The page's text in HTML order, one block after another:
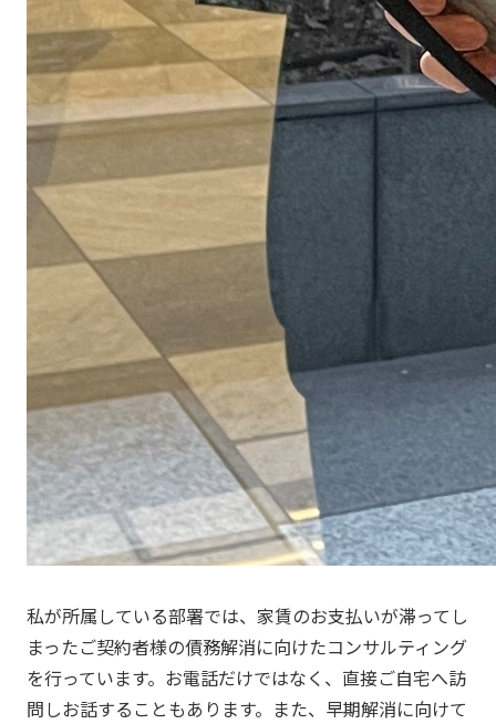
私が所属している部署では、家賃のお支払いが滞ってし
まったご契約者様の債務解消に向けたコンサルティング
を行っています。お電話だけではなく、直接ご自宅へ訪
問しお話することもあります。また、早期解消に向けて